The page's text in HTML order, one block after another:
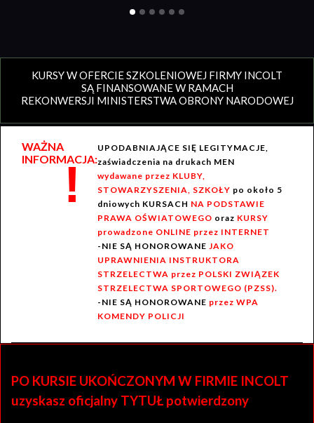
KURSY W OFERCIE SZKOLENIOWEJ FIRMY INCOLT
SĄ FINANSOWANE W RAMACH
REKONWERSJI MINISTERSTWA OBRONY NARODOWEJ
WAŻNA
INFORMACJA:
!
UPODABNIAJĄCE SIĘ LEGITYMACJE,
zaświadczenia na drukach MEN
wydawane przez KLUBY,
STOWARZYSZENIA, SZKOŁY po około 5
dniowych KURSACH NA PODSTAWIE
PRAWA OŚWIATOWEGO oraz KURSY
prowadzone ONLINE przez INTERNET
-NIE SĄ HONOROWANE JAKO
UPRAWNIENIA INSTRUKTORA
STRZELECTWA przez POLSKI ZWIĄZEK
STRZELECTWA SPORTOWEGO (PZSS).
-NIE SĄ HONOROWANE przez WPA
KOMENDY POLICJI
PO KURSIE UKOŃCZONYM W FIRMIE INCOLT
uzyskasz oficjalny TYTUŁ potwierdzony